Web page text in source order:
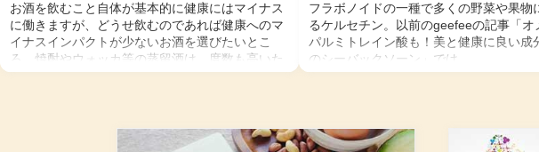
お酒を飲むこと自体が基本的に健康にはマイナス
に働きますが、どうせ飲むのであれば健康へのマ
イナスインパクトが少ないお酒を選びたいとこ
ろ。焼酎やウォッカ等の蒸留酒は、度数も高いた
め健康に悪そうなイメージで、ワインや日本酒な
が、実際のところどうなのでしょうか？今回は、
大きく分けて2種類あるお酒の製造方法（醸造酒
フラボノイドの一種で多くの野菜や果物
るケルセチン。以前のgeefeeの記事「オ
パルミトレイン酸も！美と健康に良い成
のシーバックソーン」では、
シーバックソーンの種や葉に含まれるケ
ルセチンには抗菌抗ウィルス作用があり
との闘いを促進する可能性があると言わ